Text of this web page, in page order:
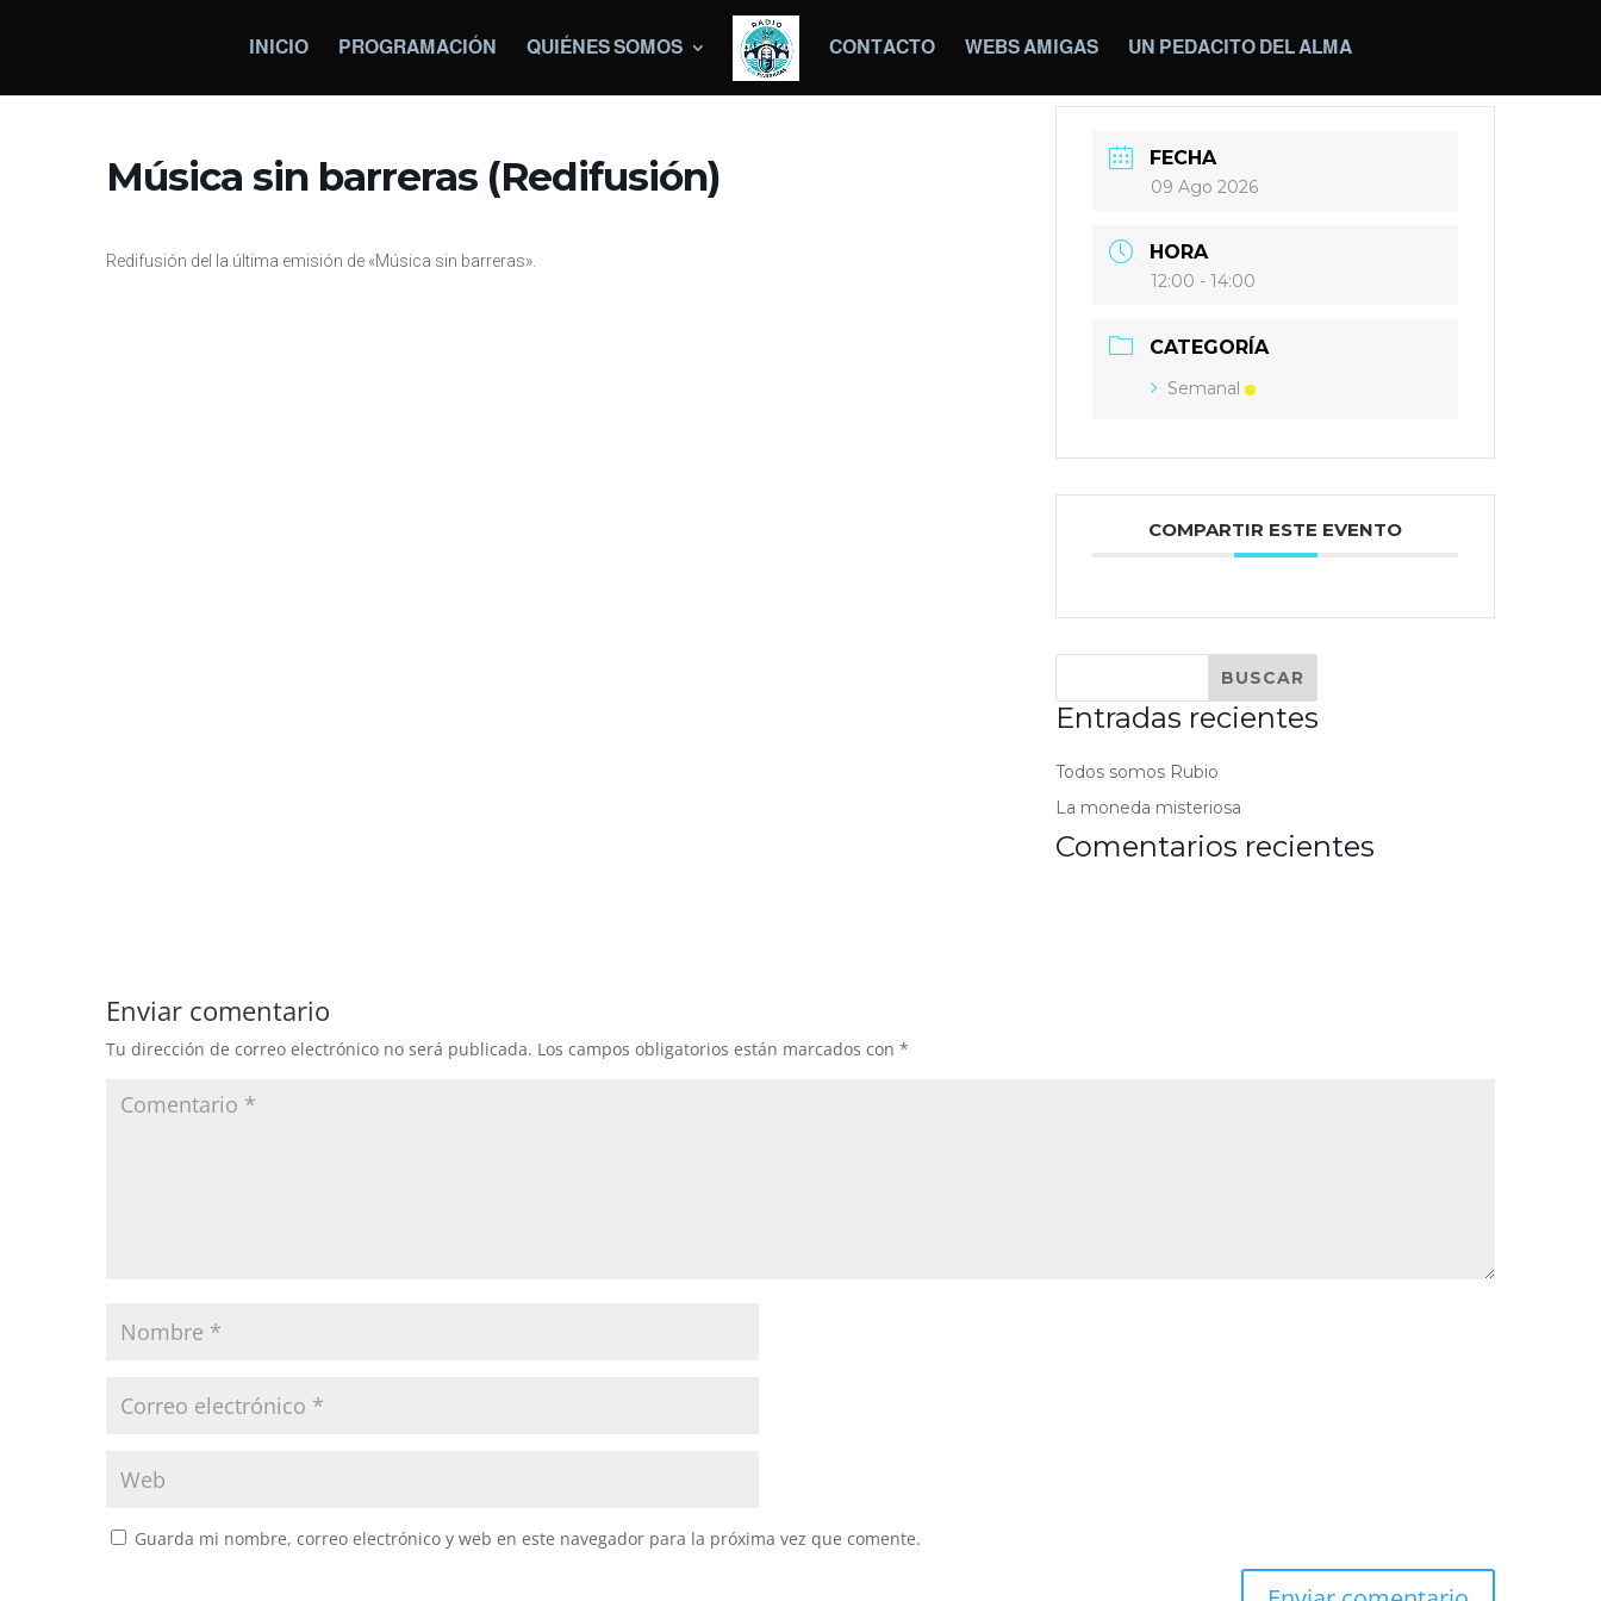
INICIO PROGRAMACIÓN QUIÉNES SOMOS CONTACTO WEBS AMIGAS UN PEDACITO DEL ALMA
Música sin barreras (Redifusión)
Redifusión del la última emisión de «Música sin barreras».
FECHA
09 Ago 2026
HORA
12:00 - 14:00
CATEGORÍA
Semanal
COMPARTIR ESTE EVENTO
Entradas recientes
Todos somos Rubio
La moneda misteriosa
Comentarios recientes
Enviar comentario
Tu dirección de correo electrónico no será publicada. Los campos obligatorios están marcados con *
Guarda mi nombre, correo electrónico y web en este navegador para la próxima vez que comente.